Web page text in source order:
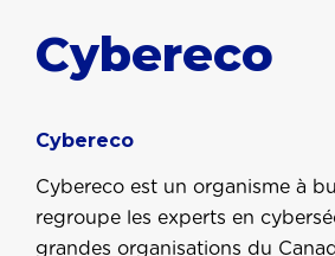
Cybereco
Cybereco
Cybereco est un organisme à
regroupe les experts en
grandes organisations du